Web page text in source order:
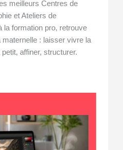
meilleurs Centres de
et Ateliers de
la formation pro, retrouve
: laisser vivre la
affiner, structurer.